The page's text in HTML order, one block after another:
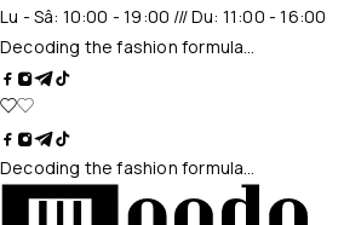
Lu - Sâ: 10:00 - 19:00 /// Du: 11:00 - 16:00
Decoding the fashion formula…
Decoding the fashion formula…